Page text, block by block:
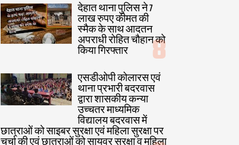
देहात थाना पुलिस ने 7
लाख रुपए कीमत की
स्मैक के साथ आदतन
अपराधी रोहित चौहान को
किया गिरफ्तार
एसडीओपी कोलारस एवं
थाना प्रभारी बदरवास
द्वारा शासकीय कन्या
उच्चतर माध्यमिक
विद्यालय बदरवास में
छात्राओं को साइबर सुरक्षा एवं महिला सुरक्षा पर